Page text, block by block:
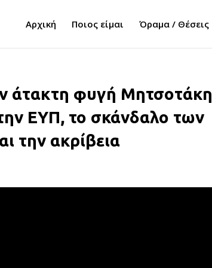
Αρχική Ποιος είμαι Όραμα / Θέσεις
άτακτη φυγή Μητσοτάκη
ΕΥΠ, το σκάνδαλο των
την ακρίβεια